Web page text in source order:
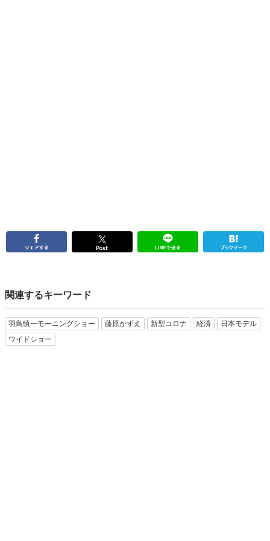
関連するキーワード
羽鳥慎一モーニングショー 藤原かずえ 新型コロナ 経済
日本モデル
ワイドショー